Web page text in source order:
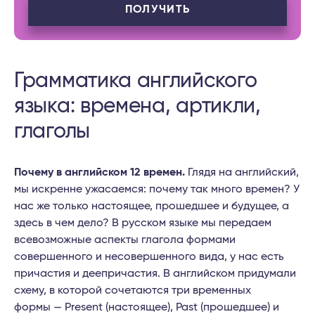
ПОЛУЧИТЬ
Грамматика английского
языка: времена, артикли,
глаголы
Почему в английском 12 времен. Глядя на английский,
мы искренне ужасаемся: почему так много времен? У
нас же только настоящее, прошедшее и будущее, а
здесь в чем дело? В русском языке мы передаем
всевозможные аспекты глагола формами
совершенного и несовершенного вида, у нас есть
причастия и деепричастия. В английском придумали
схему, в которой сочетаются три временных
формы — Present (настоящее), Past (прошедшее) и